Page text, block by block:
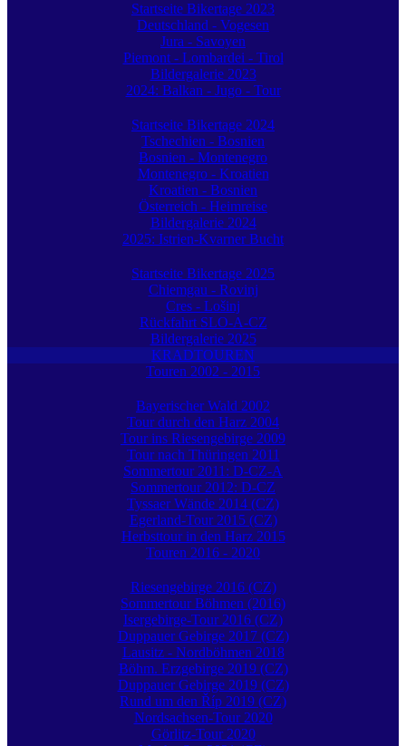
Startseite Bikertage 2023
Deutschland - Vogesen
Jura - Savoyen
Piemont - Lombardei - Tirol
Bildergalerie 2023
2024: Balkan - Jugo - Tour
Startseite Bikertage 2024
Tschechien - Bosnien
Bosnien - Montenegro
Montenegro - Kroatien
Kroatien - Bosnien
Österreich - Heimreise
Bildergalerie 2024
2025: Istrien-Kvarner Bucht
Startseite Bikertage 2025
Chiemgau - Rovinj
Cres - Lošinj
Rückfahrt SLO-A-CZ
Bildergalerie 2025
KRADTOUREN
Touren 2002 - 2015
Bayerischer Wald 2002
Tour durch den Harz 2004
Tour ins Riesengebirge 2009
Tour nach Thüringen 2011
Sommertour 2011: D-CZ-A
Sommertour 2012: D-CZ
Tyssaer Wände 2014 (CZ)
Egerland-Tour 2015 (CZ)
Herbsttour in den Harz 2015
Touren 2016 - 2020
Riesengebirge 2016 (CZ)
Sommertour Böhmen (2016)
Isergebirge-Tour 2016 (CZ)
Duppauer Gebirge 2017 (CZ)
Lausitz - Nordböhmen 2018
Böhm. Erzgebirge 2019 (CZ)
Duppauer Gebirge 2019 (CZ)
Rund um den Říp 2019 (CZ)
Nordsachsen-Tour 2020
Görlitz-Tour 2020